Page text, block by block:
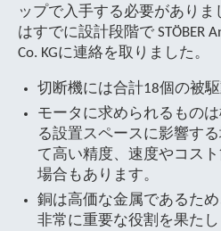
ップで入手する必要があり
はすでに設計段階で STÖBER
Co. KGに連絡を取りました。
切断機には合計18個の被駆
モータに求められるもの
る設置スペースに影響す
て高い精度、速度やコス
場合もあります。
銅は高価な金属であるた
非常に重要な役割を果た